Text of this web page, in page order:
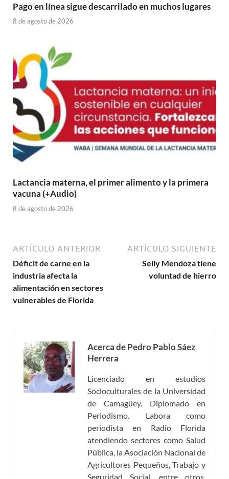
Pago en línea sigue descarrilado en muchos lugares
8 de agosto de 2026
Lactancia materna, el primer alimento y la primera
vacuna (+Audio)
8 de agosto de 2026
ARTÍCULO ANTERIOR
Déficit de carne en la
industria afecta la
alimentación en sectores
vulnerables de Florida
ARTÍCULO SIGUIENTE
Seily Mendoza tiene
voluntad de hierro
Acerca de Pedro Pablo Sáez
Herrera
Licenciado en estudios
Socioculturales de la Universidad
de Camagüey. Diplomado en
Periodismo. Labora como
periodista en Radio Florida
atendiendo sectores como Salud
Pública, la Asociación Nacional de
Agricultores Pequeños, Trabajo y
Seguridad Social, entre otros.